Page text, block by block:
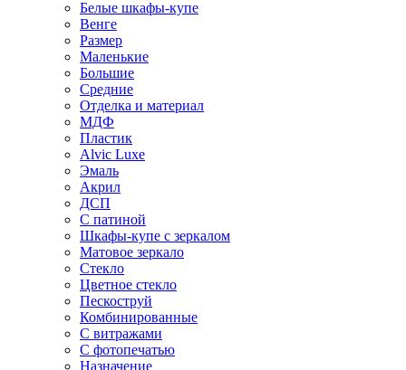
Белые шкафы-купе
Венге
Размер
Маленькие
Большие
Средние
Отделка и материал
МДФ
Пластик
Alvic Luxe
Эмаль
Акрил
ДСП
С патиной
Шкафы-купе с зеркалом
Матовое зеркало
Стекло
Цветное стекло
Пескоструй
Комбинированные
С витражами
С фотопечатью
Назначение